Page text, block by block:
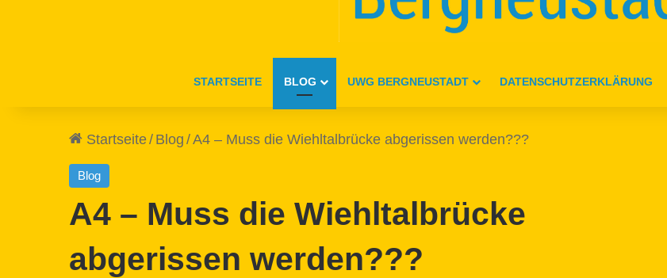
STARTSEITE BLOG UWG BERGNEUSTADT DATENSCHUTZERKLÄRUNG
Startseite/ Blog /A4 – Muss die Wiehltalbrücke abgerissen werden???
Blog
A4 – Muss die Wiehltalbrücke
abgerissen werden???